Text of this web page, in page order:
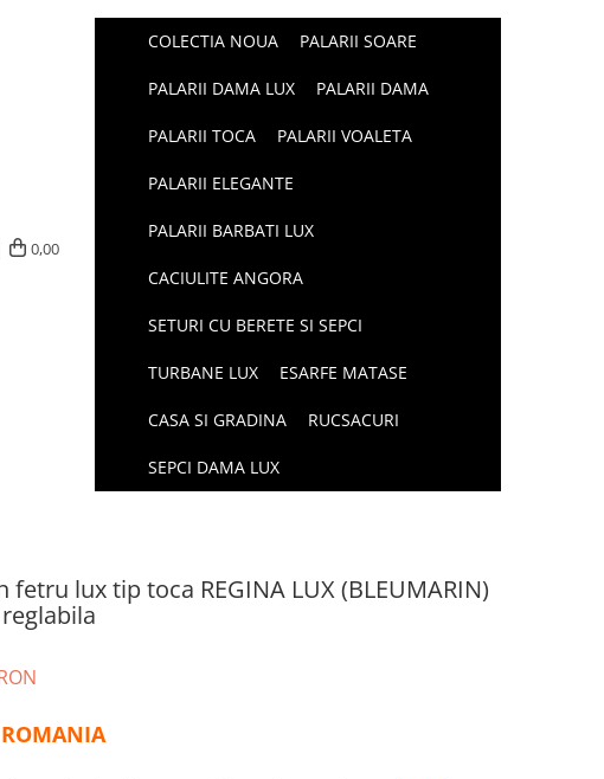
0,00
COLECTIA NOUA PALARII SOARE
PALARII DAMA LUX PALARII DAMA
PALARII TOCA PALARII VOALETA
PALARII ELEGANTE
PALARII BARBATI LUX
CACIULITE ANGORA
SETURI CU BERETE SI SEPCI
TURBANE LUX ESARFE MATASE
CASA SI GRADINA RUCSACURI
SEPCI DAMA LUX
fetru lux tip toca REGINA LUX (BLEUMARIN)